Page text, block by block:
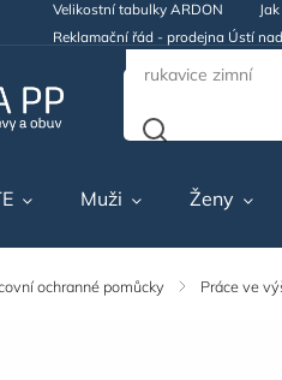
Velikostní tabulky ARDON
Reklamační řád - prodejna Ústí
Muži Ženy
ochranné pomůcky / Práce ve